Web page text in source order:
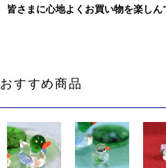
皆さまに心地よくお買い物を楽し
おすすめ商品